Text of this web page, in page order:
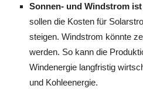
Sonnen- und Windstrom
sollen die Kosten für
steigen. Windstrom könnte
werden. So kann die
Windenergie langfristig
und Kohleenergie.